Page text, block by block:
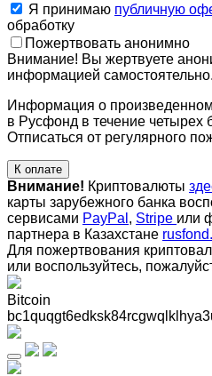
Я принимаю публичную
обработку
Пожертвовать анонимно
Внимание! Вы жертвуете
информацией самостоятельно.
Информация о
в Русфонд в течение четырех
Отписаться от регулярного
К оплате
Внимание! Криптовалюты
карты зарубежного банка
сервисами PayPal , Stripe или
партнера в Казахстане
Для пожертвования
или воспользуйтесь,
Bitcoin